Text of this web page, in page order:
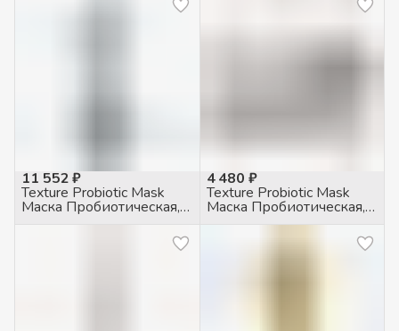
11 552 ₽
Texture Probiotic Mask
Маска Пробиотическая,
4 480 ₽
Texture Probiotic Mask
Маска Пробиотическая,